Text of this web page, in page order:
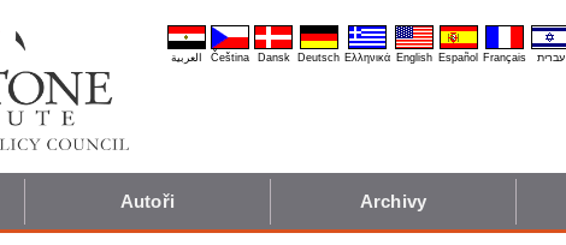
العربية Čeština Dansk Deutsch Ελληνικά English Español Français עברית
Autoři Archivy